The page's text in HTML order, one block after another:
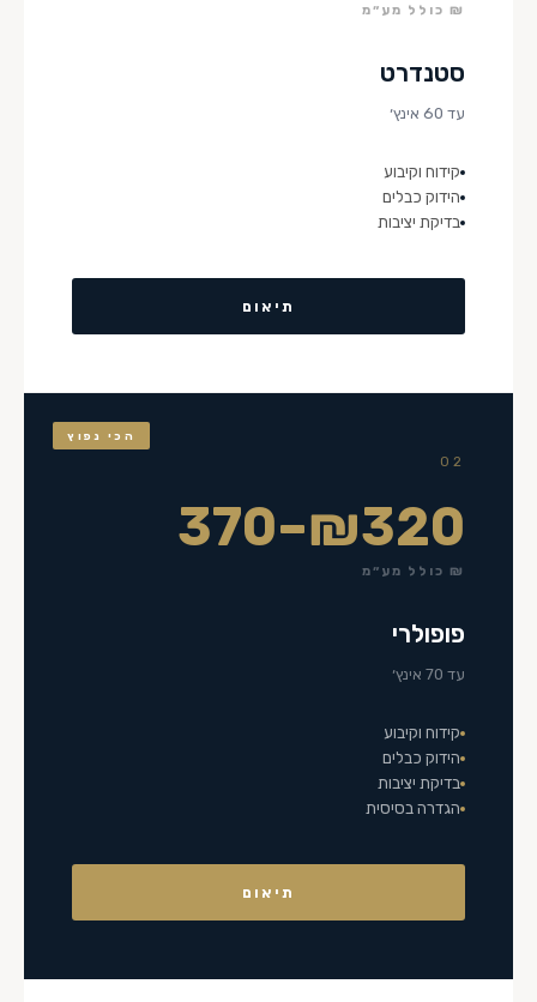
₪ כולל מע״מ
סטנדרט
עד 60 אינץ׳
קידוח וקיבוע
הידוק כבלים
בדיקת יציבות
תיאום
הכי נפוץ
02
₪320–370
₪ כולל מע״מ
פופולרי
עד 70 אינץ׳
קידוח וקיבוע
הידוק כבלים
בדיקת יציבות
הגדרה בסיסית
תיאום